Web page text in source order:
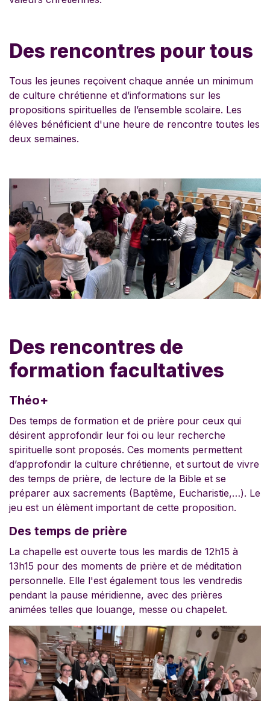
Des rencontres pour tous
Tous les jeunes reçoivent chaque année un minimum
de culture chrétienne et d’informations sur les
propositions spirituelles de l’ensemble scolaire. Les
élèves bénéficient d'une heure de rencontre toutes les
deux semaines.
Des rencontres de
formation facultatives
Théo+
Des temps de formation et de prière pour ceux qui
désirent approfondir leur foi ou leur recherche
spirituelle sont proposés. Ces moments permettent
d’approfondir la culture chrétienne, et surtout de vivre
des temps de prière, de lecture de la Bible et se
préparer aux sacrements (Baptême, Eucharistie,…). Le
jeu est un élèment important de cette proposition.
Des temps de prière
La chapelle est ouverte tous les mardis de 12h15 à
13h15 pour des moments de prière et de méditation
personnelle. Elle l'est également tous les vendredis
pendant la pause méridienne, avec des prières
animées telles que louange, messe ou chapelet.